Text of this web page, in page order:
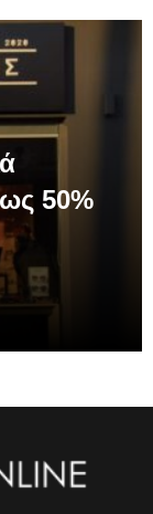
50%